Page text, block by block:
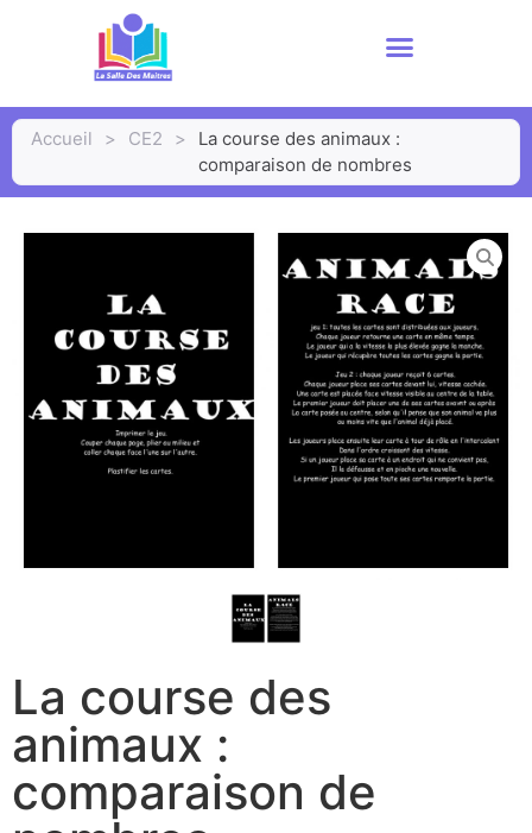
Accueil > CE2 >
La course des animaux :
comparaison de nombres
La course des
animaux :
comparaison de